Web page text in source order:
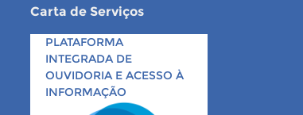
Carta de Serviços
PLATAFORMA
INTEGRADA DE
OUVIDORIA E ACESSO À
INFORMAÇÃO